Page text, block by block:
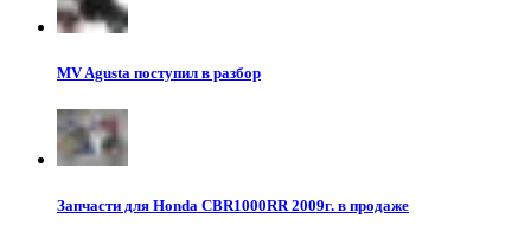
MV Agusta поступил в разбор
Запчасти для Honda CBR1000RR 2009г. в продаже